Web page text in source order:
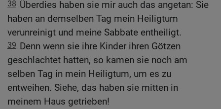
38 Überdies haben sie mir auch das angetan: Sie
haben an demselben Tag mein Heiligtum
verunreinigt und meine Sabbate entheiligt.
39 Denn wenn sie ihre Kinder ihren Götzen
geschlachtet hatten, so kamen sie noch am
selben Tag in mein Heiligtum, um es zu
entweihen. Siehe, das haben sie mitten in
meinem Haus getrieben!